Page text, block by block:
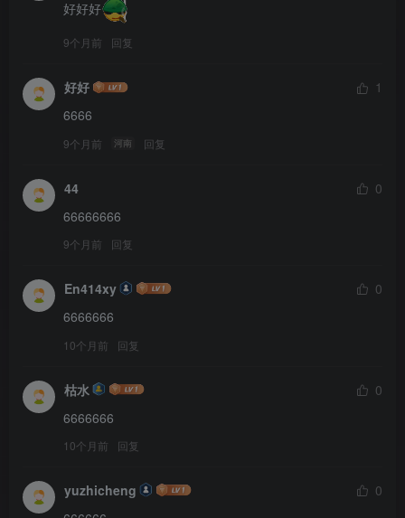
好好好
9个月前 回复
好好
1
6666
9个月前 河南 回复
44
0
66666666
9个月前 回复
En414xy
0
6666666
10个月前 回复
枯水
0
6666666
10个月前 回复
yuzhicheng
0